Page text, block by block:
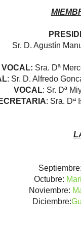
Sr. D. Agustín
VOCAL: Sra. Dª
: Sr. D. Alfredo
VOCAL: Sr. Dª
: Sra. Dª
Septiembre:
Octubre:
Noviembre:
Diciembre: